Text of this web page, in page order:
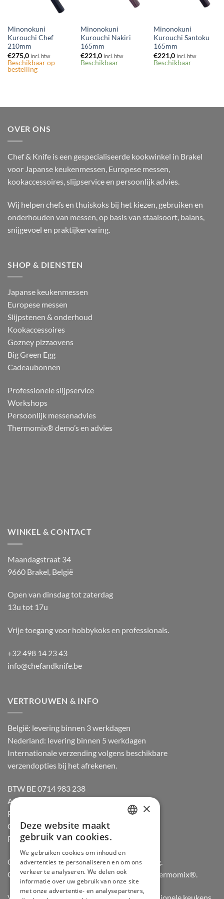
Minonokuni
Kurouchi Chef
210mm
€275,0 incl. btw
Beschikbaar op
bestelling
Minonokuni
Kurouchi Nakiri
165mm
€221,0 incl. btw
Beschikbaar
Minonokuni
Kurouchi Santoku
165mm
€221,0 incl. btw
Beschikbaar
OVER ONS
Chef & Knife is een gespecialiseerde kookwinkel in Brakel
voor Japanse keukenmessen, Europese messen,
kookaccessoires, slijpservice en persoonlijk advies.
Wij helpen chefs en thuiskoks bij het kiezen, gebruiken en
onderhouden van messen, op basis van staalsoort, balans,
snijgevoel en praktijkervaring.
SHOP & DIENSTEN
Japanse keukenmessen
Europese messen
Slijpstenen & onderhoud
Kookaccessoires
Gozney pizzaovens
Big Green Egg
Cadeaubonnen
Professionele slijpservice
Workshops
Persoonlijk messenadvies
Thermomix® demo’s en advies
WINKEL & CONTACT
Maandagstraat 34
9660 Brakel, België
Open van dinsdag tot zaterdag
13u tot 17u
Vrije toegang voor hobbykoks en professionals.
+32 498 14 23 43
info@chefandknife.be
VERTROUWEN & INFO
België: levering binnen 3 werkdagen
Nederland: levering binnen 5 werkdagen
Internationale verzending volgens beschikbare
verzendopties bij het afrekenen.
BTW BE 0714 983 238
Algemene voorwaarden
Privacybeleid
Cookiebeleid
Retourneren
Officiële dealer van Gozney en Big Green Egg.
Officiële advisor en verdeler van Vorwerk Thermomix®.
GERMAN
ENGLISH
×
Deze website maakt
gebruik van cookies.
We gebruiken cookies om inhoud en
advertenties te personaliseren en om ons
verkeer te analyseren. We delen ook
informatie over uw gebruik van onze site
met onze advertentie- en analysepartners,